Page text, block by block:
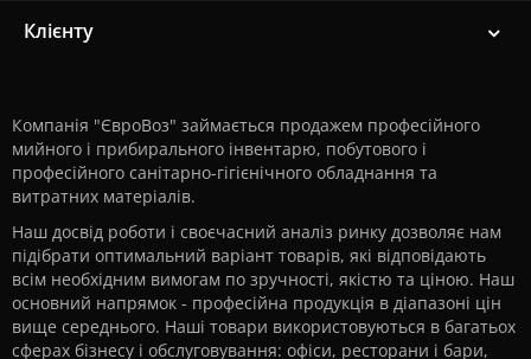
Клієнту
Компанія "ЄвроВоз" займається продажем професійного
мийного і прибирального інвентарю, побутового і
професійного санітарно-гігієнічного обладнання та
витратних матеріалів.
Наш досвід роботи і своєчасний аналіз ринку дозволяє нам
підібрати оптимальний варіант товарів, які відповідають
всім необхідним вимогам по зручності, якістю та ціною. Наш
основний напрямок - професійна продукція в діапазоні цін
вище середнього. Наші товари використовуються в багатьох
сферах бізнесу і обслуговування: офіси, ресторани і бари,